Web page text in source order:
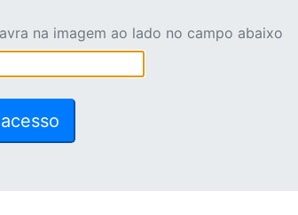
na imagem ao lado no campo abaixo